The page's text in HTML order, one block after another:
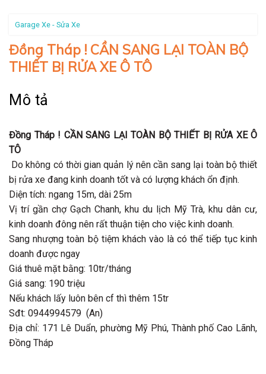
Garage Xe - Sửa Xe
Đồng Tháp ! CẦN SANG LẠI TOÀN BỘ
THIẾT BỊ RỬA XE Ô TÔ
Mô tả
Đồng Tháp ! CẦN SANG LẠI TOÀN BỘ THIẾT BỊ RỬA XE Ô
TÔ
Do không có thời gian quản lý nên cần sang lại toàn bộ thiết
bị rửa xe đang kinh doanh tốt và có lượng khách ổn định.
Diện tích: ngang 15m, dài 25m
Vị trí gần chợ Gạch Chanh, khu du lịch Mỹ Trà, khu dân cư,
kinh doanh đông nên rất thuận tiện cho việc kinh doanh.
Sang nhượng toàn bộ tiệm khách vào là có thể tiếp tục kinh
doanh được ngay
Giá thuê mặt bằng: 10tr/tháng
Giá sang: 190 triệu
Nếu khách lấy luôn bên cf thì thêm 15tr
Sđt: 0944994579 (An)
Địa chỉ: 171 Lê Duẩn, phường Mỹ Phú, Thành phố Cao Lãnh,
Đồng Tháp